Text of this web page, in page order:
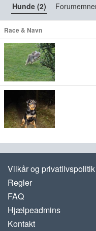
Hunde (2)
Race & Navn
Vilkår og privatlivspolitik
Regler
FAQ
Hjælpeadmins
Kontakt